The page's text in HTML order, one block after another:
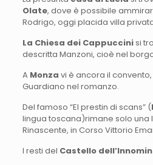
Olate, dove è possibile
Rodrigo, oggi placida villa
La Chiesa dei Cappuccinisi
descritta Manzoni, cioè nel
A Monza vi è ancora il
Guardiano nel romanzo.
Del famoso “El prestin di scans” (
lingua toscana)rimane solo una
Rinascente, in Corso Vittorio
I resti del Castello